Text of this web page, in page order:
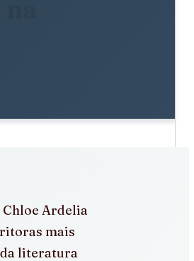
Ardelia
mais
literatura